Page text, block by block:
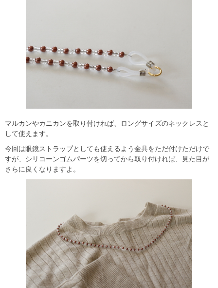
マルカンやカニカンを取り付ければ、ロングサイズのネックレスと
して使えます。
今回は眼鏡ストラップとしても使えるよう金具をただ付けただけで
すが、シリコーンゴムパーツを切ってから取り付ければ、見た目が
さらに良くなりますよ。